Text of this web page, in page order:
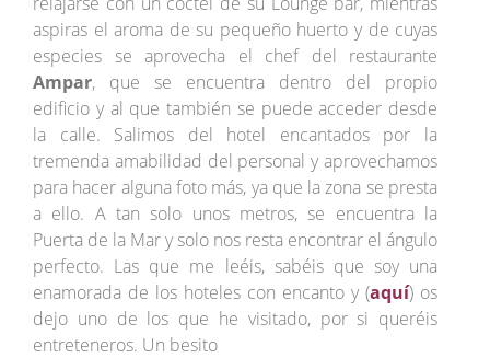
aspiras el aroma de su pequeño huerto y de cuyas
especies se aprovecha el chef del restaurante
Ampar, que se encuentra dentro del propio
edificio y al que también se puede acceder desde
la calle. Salimos del hotel encantados por la
tremenda amabilidad del personal y aprovechamos
para hacer alguna foto más, ya que la zona se presta
a ello. A tan solo unos metros, se encuentra la
Puerta de la Mar y solo nos resta encontrar el ángulo
perfecto. Las que me leéis, sabéis que soy una
enamorada de los hoteles con encanto y (aquí) os
dejo uno de los que he visitado, por si queréis
entreteneros. Un besito